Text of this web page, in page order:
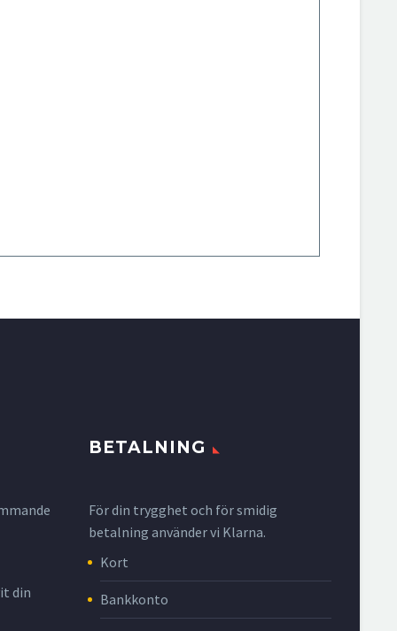
din
BETALNING
För din trygghet och för smidig
betalning använder vi Klarna.
Kort
Bankkonto